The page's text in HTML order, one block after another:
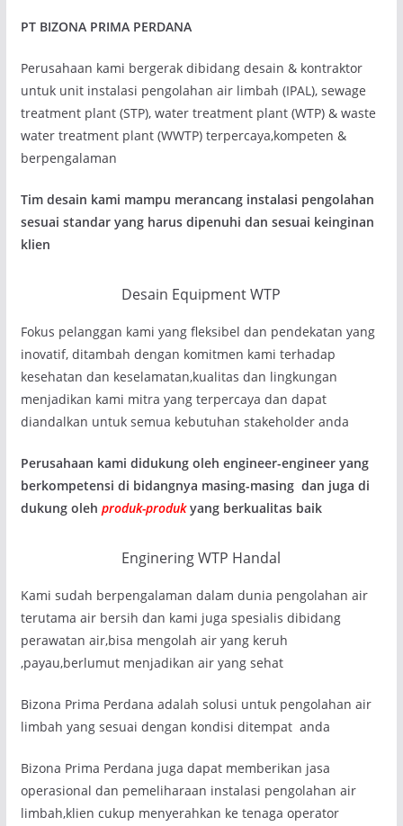
PT BIZONA PRIMA PERDANA
Perusahaan kami bergerak dibidang desain & kontraktor
untuk unit instalasi pengolahan air limbah (IPAL), sewage
treatment plant (STP), water treatment plant (WTP) & waste
water treatment plant (WWTP) terpercaya,kompeten &
berpengalaman
Tim desain kami mampu merancang instalasi pengolahan
sesuai standar yang harus dipenuhi dan sesuai keinginan
klien
Desain Equipment WTP
Fokus pelanggan kami yang fleksibel dan pendekatan yang
inovatif, ditambah dengan komitmen kami terhadap
kesehatan dan keselamatan,kualitas dan lingkungan
menjadikan kami mitra yang terpercaya dan dapat
diandalkan untuk semua kebutuhan stakeholder anda
Perusahaan kami didukung oleh engineer-engineer yang
berkompetensi di bidangnya masing-masing dan juga di
dukung oleh produk-produkyang berkualitas baik
Enginering WTP Handal
Kami sudah berpengalaman dalam dunia pengolahan air
terutama air bersih dan kami juga spesialis dibidang
perawatan air,bisa mengolah air yang keruh
,payau,berlumut menjadikan air yang sehat
Bizona Prima Perdana adalah solusi untuk pengolahan air
limbah yang sesuai dengan kondisi ditempat anda
Bizona Prima Perdana juga dapat memberikan jasa
operasional dan pemeliharaan instalasi pengolahan air
limbah,klien cukup menyerahkan ke tenaga operator